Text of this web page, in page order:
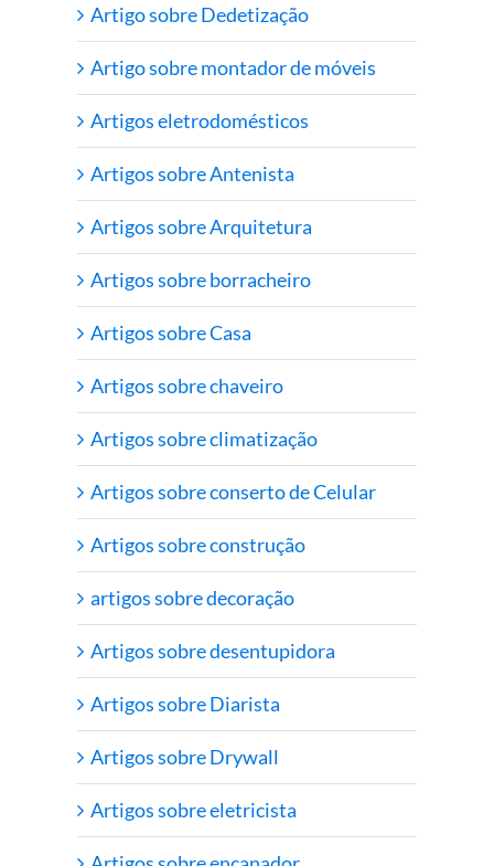
Artigo sobre Dedetização
Artigo sobre montador de móveis
Artigos eletrodomésticos
Artigos sobre Antenista
Artigos sobre Arquitetura
Artigos sobre borracheiro
Artigos sobre Casa
Artigos sobre chaveiro
Artigos sobre climatização
Artigos sobre conserto de Celular
Artigos sobre construção
artigos sobre decoração
Artigos sobre desentupidora
Artigos sobre Diarista
Artigos sobre Drywall
Artigos sobre eletricista